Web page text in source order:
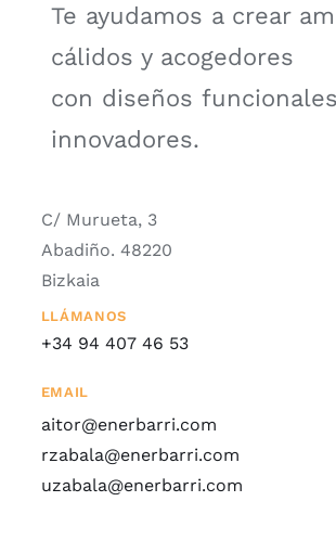
Te ayudamos a crear
cálidos y acogedores
con diseños
innovadores.
C/ Murueta, 3
Abadiño. 48220
Bizkaia
LLÁMANOS
+34 94 407 46 53
EMAIL
aitor@enerbarri.com
rzabala@enerbarri.com
uzabala@enerbarri.com